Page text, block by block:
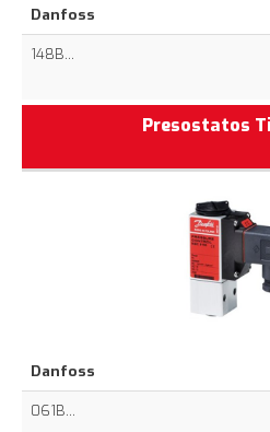
Danfoss
148B...
Presostatos
Danfoss
061B...